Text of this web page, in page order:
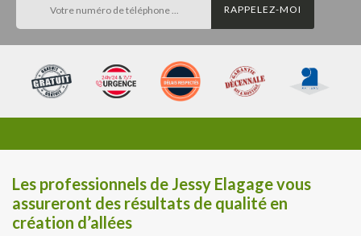
Les professionnels de Jessy Elagage vous
assureront des résultats de qualité en
création d’allées